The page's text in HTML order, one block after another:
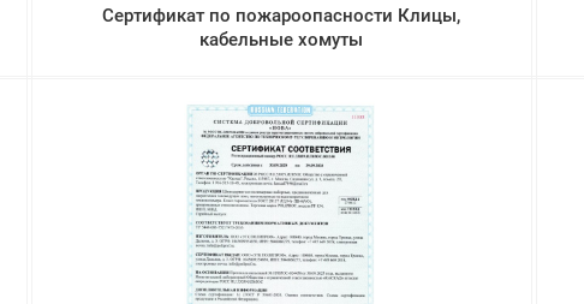
Сертификат по пожароопасности Клицы,
кабельные хомуты